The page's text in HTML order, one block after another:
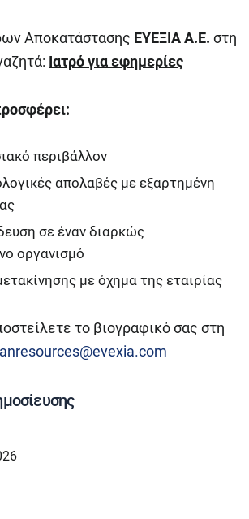
Αποκατάστασης ΕΥΕΞΙΑ Α.Ε. στη
Ιατρό για εφημερίες
περιβάλλον
απολαβές με εξαρτημένη
σε έναν διαρκώς
οργανισμό
με όχημα της εταιρίας
το βιογραφικό σας στη